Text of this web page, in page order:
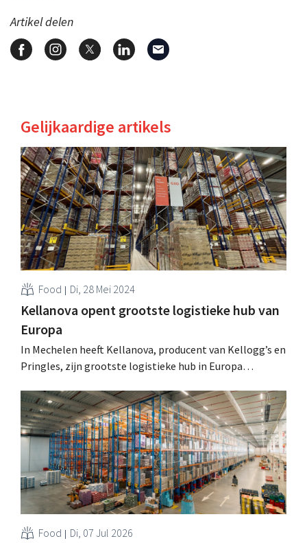
Artikel delen
Gelijkaardige artikels
Food Di, 28 Mei 2024
Kellanova opent grootste logistieke hub van
Europa
In Mechelen heeft Kellanova, producent van Kellogg’s en
Pringles, zijn grootste logistieke hub in Europa
groeiambities voor het bedrijf. .
Food Di, 07 Jul 2026